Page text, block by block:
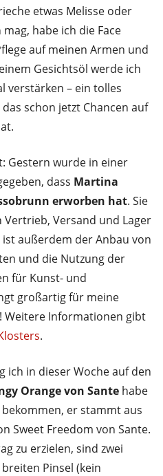
etwas Melisse oder
habe ich die Face
auf meinen Armen und
Gesichtsöl werde ich
verstärken – ein tolles
schon jetzt Chancen auf
Gestern wurde in einer
dass Martina
erworben hat. Sie
Versand und Lager
außerdem der Anbau von
und die Nutzung der
für Kunst- und
großartig für meine
Weitere Informationen gibt
.
ich in dieser Woche auf den
Orange von Sante habe
er stammt aus
Sweet Freedom von Sante.
zu erzielen, sind zwei
Pinsel (kein